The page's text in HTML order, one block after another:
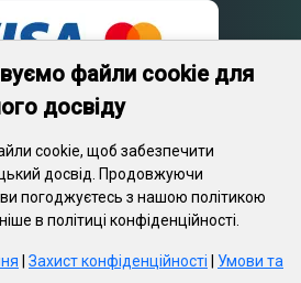
зображення, графіка,
захищені авторським правом
захист інтелектуальної власності.
з метою комерційного
файли cookie для
досвіду
cookie, щоб забезпечити
досвід. Продовжуючи
погоджуєтесь з нашою політикою
в політиці конфіденційності.
Захист конфіденційності
Умови та